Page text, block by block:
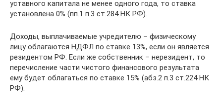
уставного капитала не менее одного года, то ставка
установлена 0% (пп.1 п.3 ст.284 НК РФ).
Доходы, выплачиваемые учредителю – физическому
лицу облагаются НДФЛ по ставке 13%, если он является
резидентом РФ. Если же собственник – нерезидент, то
перечисление части чистого финансового результата
ему будет облагаться по ставке 15% (абз.2 п.3 ст.224 НК
РФ).